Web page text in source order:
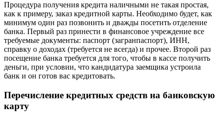
Процедура получения кредита наличными не такая простая,
как к примеру, заказ кредитной карты. Необходимо будет, как
минимум один раз позвонить и дважды посетить отделение
банка. Первый раз принести в финансовое учреждение все
требуемые документы: паспорт (загранпаспорт), ИНН,
справку о доходах (требуется не всегда) и прочее. Второй раз
посещение банка требуется для того, чтобы в кассе получить
деньги, при условии, что кандидатура заемщика устроила
банк и он готов вас кредитовать.
Перечисление кредитных средств на банковскую
карту